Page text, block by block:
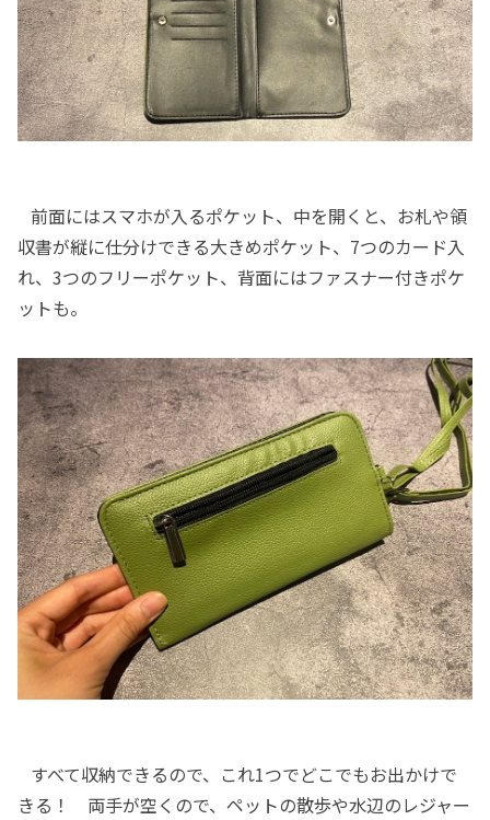
前面にはスマホが入るポケット、中を開くと、お札や領
収書が縦に仕分けできる大きめポケット、7つのカード入
れ、3つのフリーポケット、背面にはファスナー付きポケ
ットも。
すべて収納できるので、これ1つでどこでもお出かけで
きる！ 両手が空くので、ペットの散歩や水辺のレジャー